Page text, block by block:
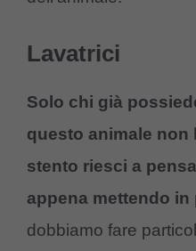
Lavatrici
Solo chi già
questo animale non
stento riesci a
appena mettendo in
dobbiamo fare